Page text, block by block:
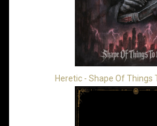
Heretic - Shape Of Things